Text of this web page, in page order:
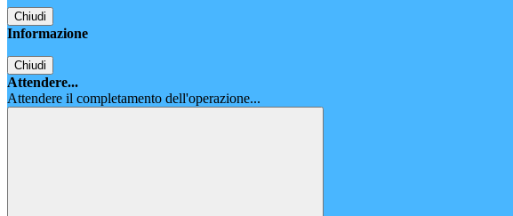
Chiudi
Informazione
Chiudi
Attendere...
Attendere il completamento dell'operazione...